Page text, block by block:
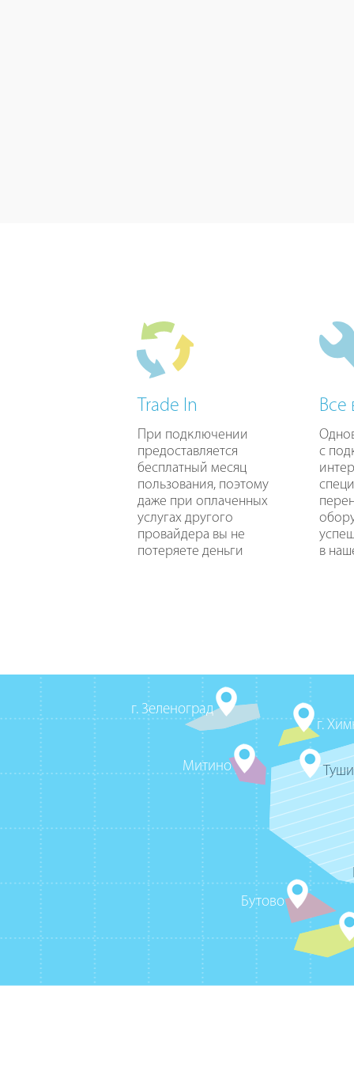
Trade In
При подключении
предоставляется
бесплатный месяц
пользования, поэтому
даже при оплаченных
услугах другого
провайдера вы не
потеряете деньги
Все
с
в
Бутово
Митино
г.
г. Зеленоград